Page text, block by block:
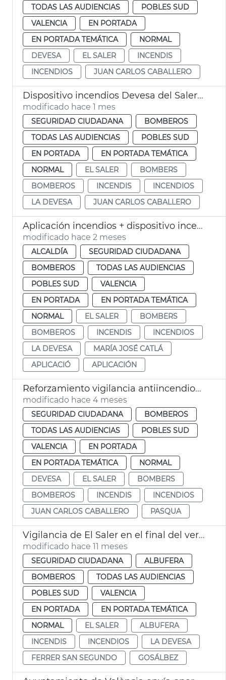
TODAS LAS AUDIENCIAS
POBLES SUD
VALENCIA
EN PORTADA
EN PORTADA TEMÁTICA
NORMAL
DEVESA
EL SALER
INCENDIS
INCENDIOS
JUAN CARLOS CABALLERO
Dispositivo incendios Devesa del Saler València
modificado hace 1 mes
SEGURIDAD CIUDADANA
BOMBEROS
TODAS LAS AUDIENCIAS
POBLES SUD
EN PORTADA
EN PORTADA TEMÁTICA
NORMAL
EL SALER
BOMBERS
BOMBEROS
INCENDIS
INCENDIOS
LA DEVESA
JUAN CARLOS CABALLERO
Aplicación incendios + dispositivo incendios 2026 València
modificado hace 2 meses
ALCALDÍA
SEGURIDAD CIUDADANA
BOMBEROS
TODAS LAS AUDIENCIAS
POBLES SUD
VALENCIA
EN PORTADA
EN PORTADA TEMÁTICA
NORMAL
EL SALER
BOMBERS
BOMBEROS
INCENDIS
INCENDIOS
LA DEVESA
MARÍA JOSÉ CATLÁ
APLICACIÓ
APLICACIÓN
Reforzamiento vigilancia antiincendios Devesa València
modificado hace 4 meses
SEGURIDAD CIUDADANA
BOMBEROS
TODAS LAS AUDIENCIAS
POBLES SUD
VALENCIA
EN PORTADA
EN PORTADA TEMÁTICA
NORMAL
DEVESA
EL SALER
BOMBERS
BOMBEROS
INCENDIS
INCENDIOS
JUAN CARLOS CABALLERO
PASQUA
Vigilancia de El Saler en el final del verano València
modificado hace 11 meses
SEGURIDAD CIUDADANA
ALBUFERA
BOMBEROS
TODAS LAS AUDIENCIAS
POBLES SUD
VALENCIA
EN PORTADA
EN PORTADA TEMÁTICA
NORMAL
EL SALER
ALBUFERA
INCENDIS
INCENDIOS
LA DEVESA
FERRER SAN SEGUNDO
GOSÁLBEZ